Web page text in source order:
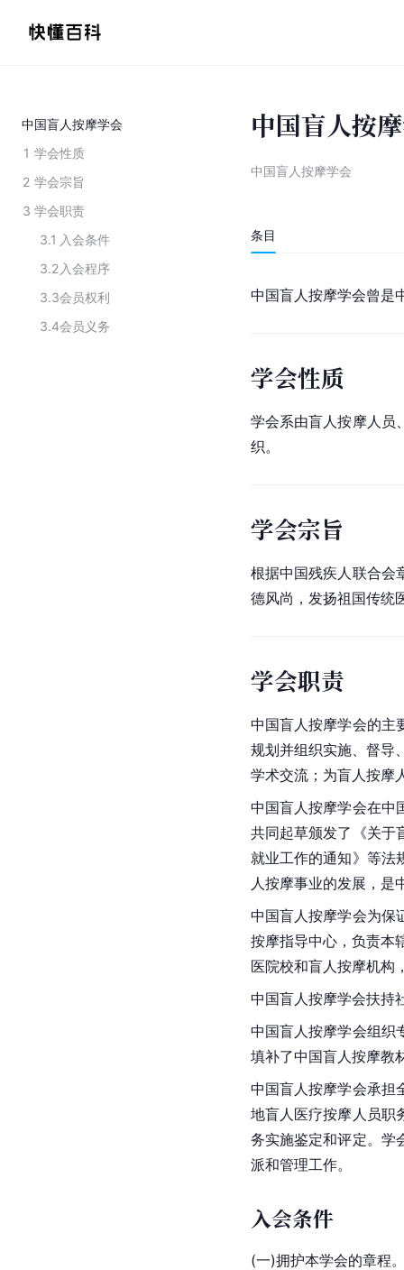
中国盲人按摩学会
1 学会性质
2 学会宗旨
3 学会职责
3.1 入会条件
3.2 入会程序
3.3会员权利
3.4会员义务
中国盲人按
中国盲人按摩学会
条目
中国盲人按摩学会曾是
学会性质
学会系由盲人按摩人员
织。
学会宗旨
根据中国残疾人联合会
德风尚，发扬祖国传统
学会职责
中国盲人按摩学会的主
规划并组织实施、督导
学术交流；为盲人按摩
中国盲人按摩学会在中
共同起草颁发了《关于
就业工作的通知》等法
人按摩事业的发展，是
中国盲人按摩学会为保
按摩指导中心，负责本
医院校和盲人按摩机构
中国盲人按摩学会扶持
中国盲人按摩学会组织
填补了中国盲人按摩教
中国盲人按摩学会承担
地盲人医疗按摩人员职
务实施鉴定和评定。学
派和管理工作。
入会条件
(一)拥护本学会的章程